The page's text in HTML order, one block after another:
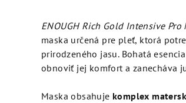
produktu
0,0
z
hviezdičiek.
ENOUGH Rich Gold Intensive
maska určená pre pleť, ktorá
prirodzeného jasu. Bohatá
obnoviť jej komfort a zanecháva
Maska obsahuje komplex